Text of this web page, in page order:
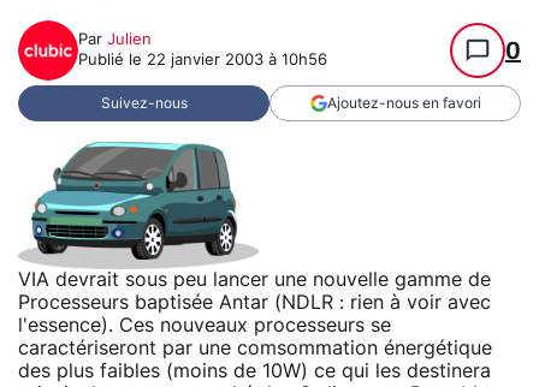
Par Julien
Publié le 22 janvier 2003 à 10h56 0
Suivez-nous Ajoutez-nous en favori
VIA devrait sous peu lancer une nouvelle gamme de
Processeurs baptisée Antar (NDLR : rien à voir avec
l'essence). Ces nouveaux processeurs se
caractériseront par une comsommation énergétique
des plus faibles (moins de 10W) ce qui les destinera